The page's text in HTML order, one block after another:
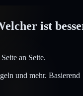
ist
an Seite.
und mehr. Basierend